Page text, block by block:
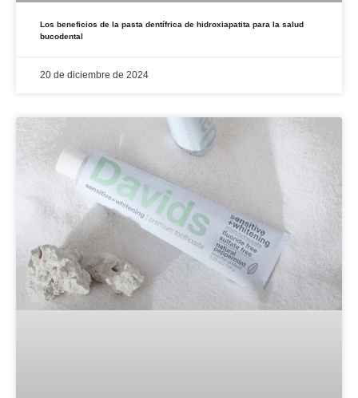
Los beneficios de la pasta dentífrica de hidroxiapatita para la salud
bucodental
20 de diciembre de 2024